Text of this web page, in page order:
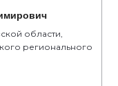
области,
регионального